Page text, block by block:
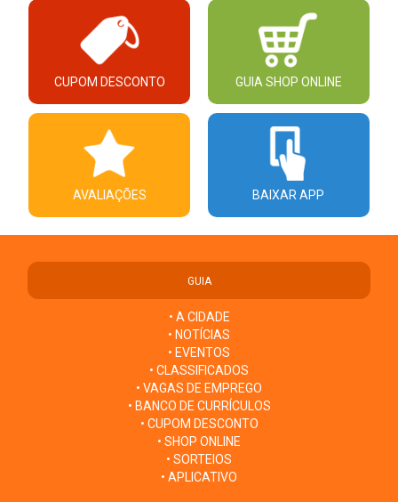
CUPOM DESCONTO GUIA SHOP ONLINE
AVALIAÇÕES BAIXAR APP
GUIA
• A CIDADE
• NOTÍCIAS
• EVENTOS
• CLASSIFICADOS
• VAGAS DE EMPREGO
• BANCO DE CURRÍCULOS
• CUPOM DESCONTO
• SHOP ONLINE
• SORTEIOS
• APLICATIVO